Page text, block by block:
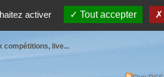
activer Tout accepter
compétitions, live...